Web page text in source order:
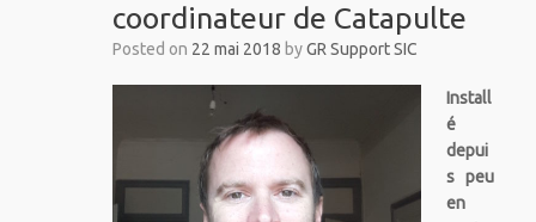
coordinateur de Catapulte
Posted on 22 mai 2018 byGR Support SIC
Install
é
depui
s peu
en